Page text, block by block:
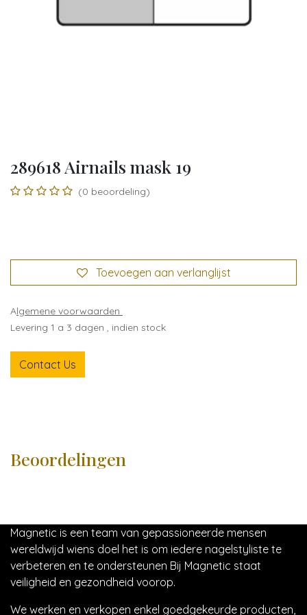
289618 Airnails mask 19
(0 beoordeling)
Toevoegen aan verlanglijst
Algemene voorwaarden
Levering 1 a 3 dagen , indien stock
Contact Us
Beoordelingen
Magnetic is een team van gepassioneerde mensen
wereldwijd wiens doel het is om iedere nagelstyliste te
verbeteren en te ondersteunen Bij Magnetic staat
veiligheid en gezondheid voorop.
We werken en verkopen enkel goedgekeurde producten,